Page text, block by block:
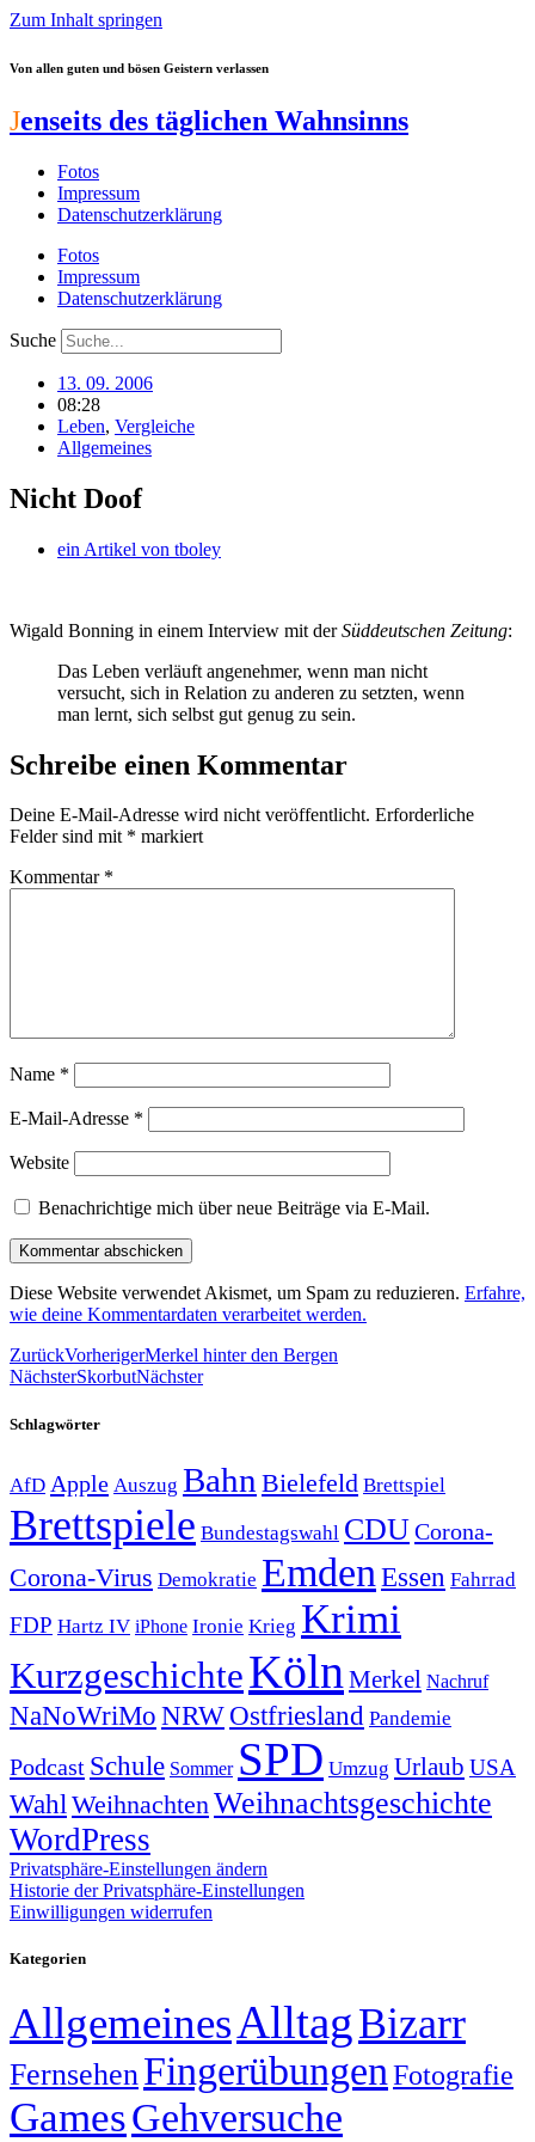
Zum Inhalt springen
Von allen guten und bösen Geistern verlassen
Jenseits des täglichen Wahnsinns
Fotos
Impressum
Datenschutzerklärung
Fotos
Impressum
Datenschutzerklärung
Suche
13. 09. 2006
08:28
Leben, Vergleiche
Allgemeines
Nicht Doof
ein Artikel von tboley
Wigald Bonning in einem Interview mit derSüddeutschen Zeitung:
Das Leben verläuft angenehmer, wenn man nicht
versucht, sich in Relation zu anderen zu setzten, wenn
man lernt, sich selbst gut genug zu sein.
Schreibe einen Kommentar
Deine E-Mail-Adresse wird nicht veröffentlicht. Erforderliche
Felder sind mit * markiert
Kommentar *
Name *
E-Mail-Adresse *
Website
Benachrichtige mich über neue Beiträge via E-Mail.
Diese Website verwendet Akismet, um Spam zu reduzieren. Erfahre,
wie deine Kommentardaten verarbeitet werden.
ZurückVorherigerMerkel hinter den Bergen
NächsterSkorbutNächster
Schlagwörter
AfD Apple Auszug Bahn Bielefeld Brettspiel
Brettspiele Bundestagswahl CDUCorona-
Corona-Virus Demokratie Emden Essen Fahrrad
FDP Hartz IV iPhone Ironie Krieg Krimi
KurzgeschichteKöln Merkel Nachruf
NaNoWriMo NRWOstfriesland Pandemie
Podcast Schule Sommer SPD Umzug Urlaub USA
Wahl Weihnachten Weihnachtsgeschichte
WordPress
Privatsphäre-Einstellungen ändern
Historie der Privatsphäre-Einstellungen
Einwilligungen widerrufen
Kategorien
AllgemeinesAlltagBizarr
FernsehenFingerübungen Fotografie
GamesGehversuche